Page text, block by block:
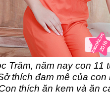
Trâm, năm nay con 11
thích đam mê của
thích ăn kem và ăn